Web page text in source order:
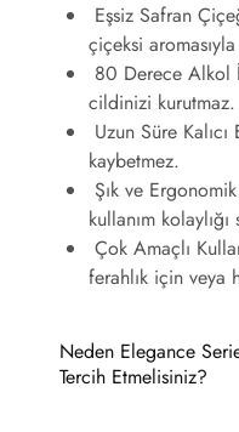
Eşsiz Safran
çiçeksi
80 Derece Alkol
cildinizi kurutmaz.
Uzun Süre Kalıcı
kaybetmez.
Şık ve Ergonomik
kullanım kolaylığı
Çok Amaçlı
ferahlık için veya
Neden Elegance
Tercih Etmelisiniz?